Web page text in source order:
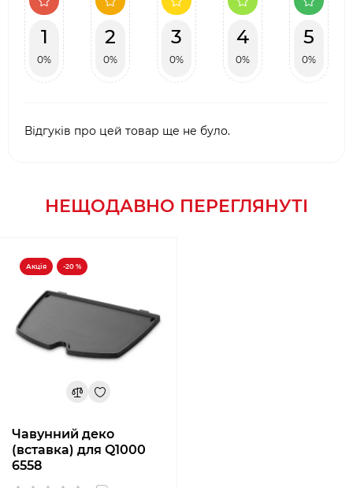
1
0%
2
0%
3
0%
4
0%
5
0%
Відгуків про цей товар ще не було.
НЕЩОДАВНО ПЕРЕГЛЯНУТІ
Акція -20 %
Чавунний деко
(вставка) для Q1000
6558